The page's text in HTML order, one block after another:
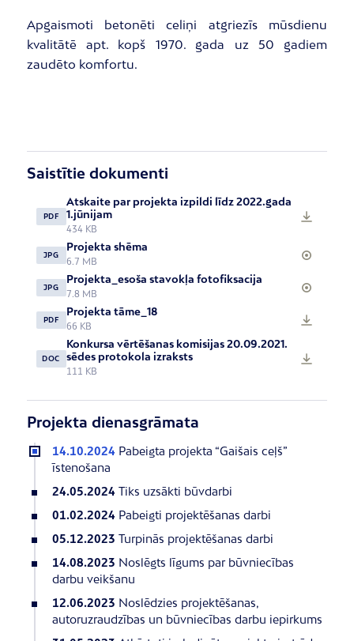
Apgaismoti betonēti celiņi atgriezīs mūsdienu
kvalitātē apt. kopš 1970. gada uz 50 gadiem
zaudēto komfortu.
Saistītie dokumenti
PDF
Atskaite par projekta izpildi līdz 2022.gada
1.jūnijam
434 KB
JPG
Projekta shēma
6.7 MB
JPG
Projekta_esoša stavokļa fotofiksacija
7.8 MB
PDF
Projekta tāme_18
66 KB
DOC
Konkursa vērtēšanas komisijas 20.09.2021.
sēdes protokola izraksts
111 KB
Projekta dienasgrāmata
14.10.2024 Pabeigta projekta “Gaišais ceļš”
īstenošana
24.05.2024 Tiks uzsākti būvdarbi
01.02.2024 Pabeigti projektēšanas darbi
05.12.2023 Turpinās projektēšanas darbi
14.08.2023 Noslēgts līgums par būvniecības
darbu veikšanu
12.06.2023 Noslēdzies projektēšanas,
autoruzraudzības un būvniecības darbu iepirkums